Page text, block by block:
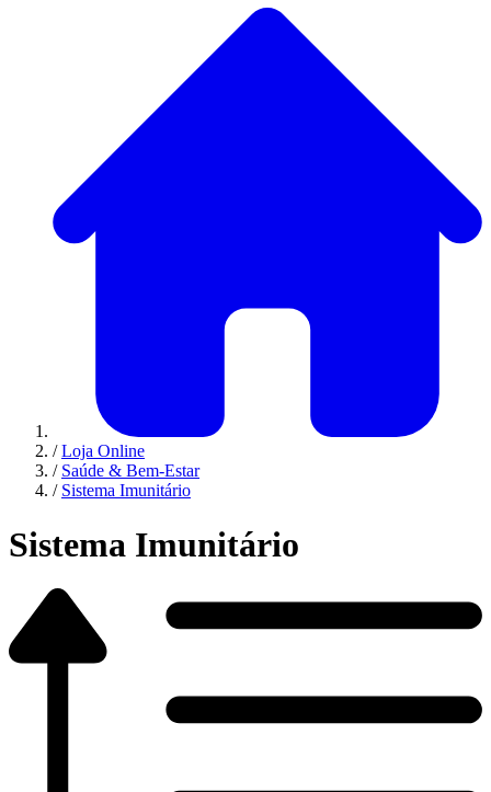
/ Loja Online
/ Saúde & Bem-Estar
/ Sistema Imunitário
Sistema Imunitário